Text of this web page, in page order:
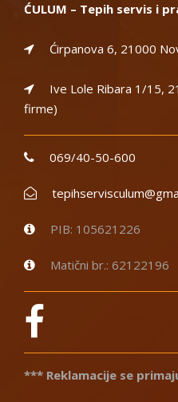
ĆULUM – Tepih servis i
Ćirpanova 6, 21000
Ive Lole Ribara 1/15,
firme)
069/40-50-600
PIB: 105621226
Matični br.: 62122196
*** Reklamacije se